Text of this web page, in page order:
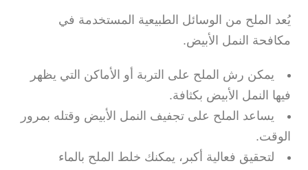
يُعد الملح من الوسائل الطبيعية المستخدمة في
مكافحة النمل الأبيض.
يمكن رش الملح على التربة أو الأماكن التي يظهر
فيها النمل الأبيض بكثافة.
يساعد الملح على تجفيف النمل الأبيض وقتله بمرور
الوقت.
لتحقيق فعالية أكبر، يمكنك خلط الملح بالماء